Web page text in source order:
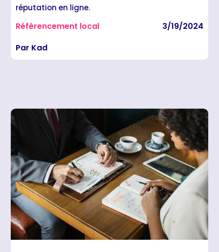
réputation en ligne.
Référencement local
3/19/2024
Par Kad